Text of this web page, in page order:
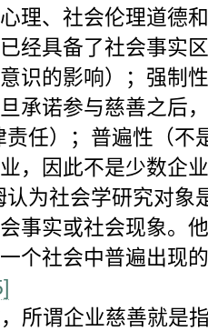
理、社会伦理道德
经具备了社会事实
识的影响）；强制
承诺参与慈善之后
责任）；普遍性（
，因此不是少数企
认为社会学研究对
事实或社会现象。
个社会中普遍出现
所谓企业慈善就是